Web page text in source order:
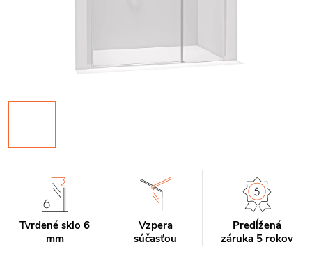
Tvrdené sklo 6
mm
Vzpera
súčasťou
Predĺžená
záruka 5 rokov